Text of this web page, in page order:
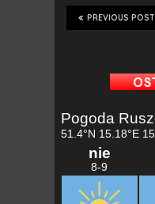
PREVIOUS POST